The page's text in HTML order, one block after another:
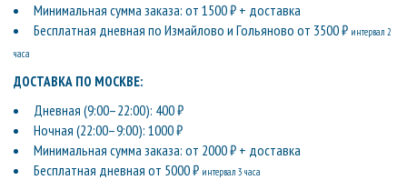
Минимальная сумма заказа: от 1500 ₽ + доставка
Бесплатная дневная по Измайлово и Гольяново от 3500 ₽ интервал 2
часа
ДОСТАВКА ПО МОСКВЕ:
Дневная (9:00–22:00): 400 ₽
Ночная (22:00–9:00): 1000 ₽
Минимальная сумма заказа: от 2000 ₽ + доставка
Бесплатная дневная от 5000 ₽ интервал 3 часа